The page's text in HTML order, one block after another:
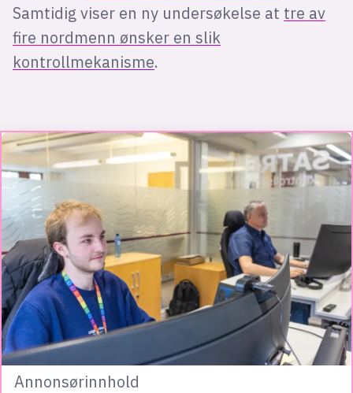
Samtidig viser en ny undersøkelse at tre av
fire nordmenn ønsker en slik
kontrollmekanisme.
Annonsørinnhold